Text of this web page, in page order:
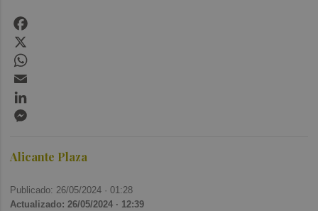
Alicante Plaza
Publicado: 26/05/2024 ·01:28
Actualizado: 26/05/2024 · 12:39